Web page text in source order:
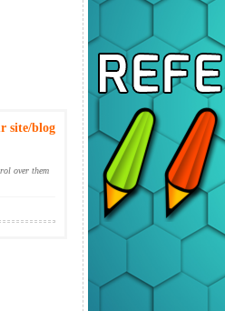
site/blog
over them